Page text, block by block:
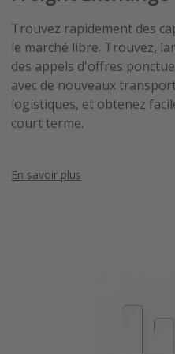
Trouvez rapidement des
le marché libre. Trouvez,
des appels d'offres
avec de nouveaux
logistiques, et obtenez
court terme.
En savoir plus